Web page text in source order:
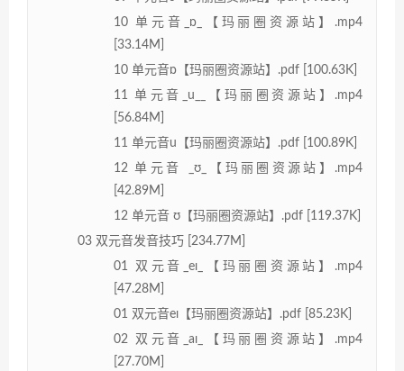
10 单元音_ɒ_【玛丽圈资源站】.mp4
[33.14M]
10 单元音ɒ【玛丽圈资源站】.pdf [100.63K]
11 单元音_u__【玛丽圈资源站】.mp4
[56.84M]
11 单元音u【玛丽圈资源站】.pdf [100.89K]
12 单元音 _ʊ_【玛丽圈资源站】.mp4
[42.89M]
12 单元音 ʊ【玛丽圈资源站】.pdf [119.37K]
03 双元音发音技巧 [234.77M]
01 双元音_eɪ_【玛丽圈资源站】.mp4
[47.28M]
01 双元音eɪ【玛丽圈资源站】.pdf [85.23K]
02 双元音_aɪ_【玛丽圈资源站】.mp4
[27.70M]